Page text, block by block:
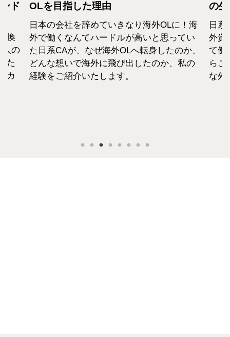
ド
換
人の
た
カ
OLを目指した理由
日本の会社を辞めていきなり海外OLに！海
外で働くなんてハードルが高いと思ってい
た日系CAが、なぜ海外OLへ転身したのか、
どんな想いで海外に飛び出したのか、私の
経験をご紹介いたします。
の
日
外資
て働
らこ
な外